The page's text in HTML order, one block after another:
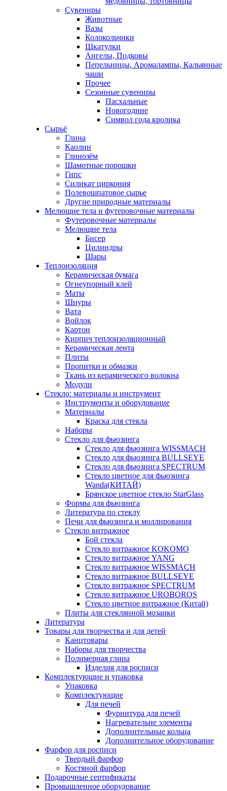
Сувениры
Животные
Вазы
Колокольчики
Шкатулки
Ангелы, Подковы
Пепельницы, Аромалампы, Кальянные
чаши
Прочее
Сезонные сувениры
Пасхальные
Новогодние
Символ года кролика
Сырьё
Глина
Каолин
Глинозём
Шамотные порошки
Гипс
Силикат циркония
Полевошпатовое сырье
Другие природные материалы
Мелющие тела и футеровочные материалы
Футеровочные материалы
Мелющие тела
Бисер
Цилиндры
Шары
Теплоизоляция
Керамическая бумага
Огнеупорный клей
Маты
Шнуры
Вата
Войлок
Картон
Кирпич теплоизоляционный
Керамическая лента
Плиты
Пропитки и обмазки
Ткань из керамического волокна
Модули
Стекло: материалы и инструмент
Инструменты и оборудование
Материалы
Краска для стекла
Наборы
Стекло для фьюзинга
Стекло для фьюзинга WISSMACH
Стекло для фьюзинга BULLSEYE
Стекло для фьюзинга SPECTRUM
Стекло цветное для фьюзинга
Wanda(КИТАЙ)
Брянское цветное стекло StarGlass
Формы для фьюзинга
Литература по стеклу
Печи для фьюзинга и моллирования
Стекло витражное
Бой стекла
Стекло витражное KOKOMO
Стекло витражное YANG
Стекло витражное WISSMACH
Стекло витражное BULLSEYE
Стекло витражное SPECTRUM
Стекло витражное UROBOROS
Стекло цветное витражное (Китай)
Плиты для стеклянной мозаики
Литература
Товары для творчества и для детей
Канцтовары
Наборы для творчества
Полимерная глина
Изделия для росписи
Комплектующие и упаковка
Упаковка
Комплектующие
Для печей
Фурнитура для печей
Нагревательне элементы
Дополнительные кольца
Дополнительное оборудование
Фарфор для росписи
Твердый фарфор
Костяной фарфор
Подарочные сертификаты
Промышленное оборудование